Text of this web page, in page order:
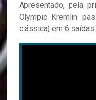
Apresentado, pela
Olympic Kremlin
clássica) em 6